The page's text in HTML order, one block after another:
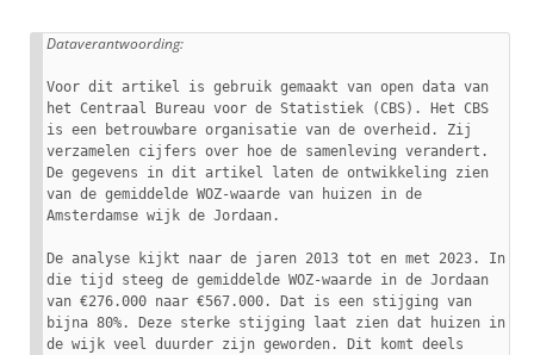
Dataverantwoording:
Voor dit artikel is gebruik gemaakt van open data van
het Centraal Bureau voor de Statistiek (CBS). Het CBS
is een betrouwbare organisatie van de overheid. Zij
verzamelen cijfers over hoe de samenleving verandert.
De gegevens in dit artikel laten de ontwikkeling zien
van de gemiddelde WOZ-waarde van huizen in de
Amsterdamse wijk de Jordaan.
De analyse kijkt naar de jaren 2013 tot en met 2023. In
die tijd steeg de gemiddelde WOZ-waarde in de Jordaan
van €276.000 naar €567.000. Dat is een stijging van
bijna 80%. Deze sterke stijging laat zien dat huizen in
de wijk veel duurder zijn geworden. Dit komt deels